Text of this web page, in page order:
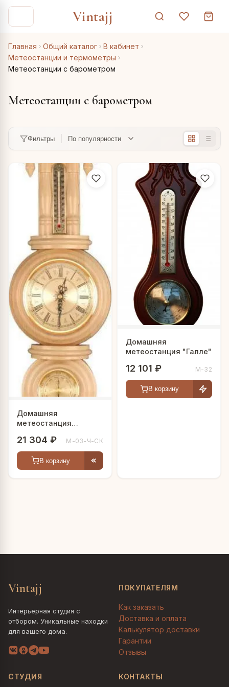
Vintajj
Главная Общий каталог
В кабинет
Метеостанции и термометры
Метеостанции с барометром
Метеостанции с барометром
Фильтры
Домашняя
метеостанция
21 304 ₽ М-03-Ч-СК
В корзину
Домашняя
метеостанция "Галле"
12 101 ₽ М-32
В корзину
Vintajj
Интерьерная студия с
отбором. Уникальные находки
для вашего дома.
ПОКУПАТЕЛЯМ
Как заказать
Доставка и оплата
Калькулятор доставки
Гарантии
Отзывы
СТУДИЯ КОНТАКТЫ